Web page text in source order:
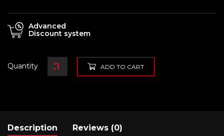
Advanced
Discount system
Quantity ADD TO CART
Description Reviews (0)